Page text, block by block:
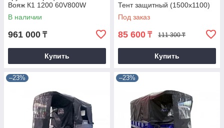
Вояж К1 1200 60V800W
В наличии
961 000 ₸
Купить
Тент защитный (1500x1100)
Под заказ
85 600 ₸ 111 300 ₸
Купить
–23% –23%